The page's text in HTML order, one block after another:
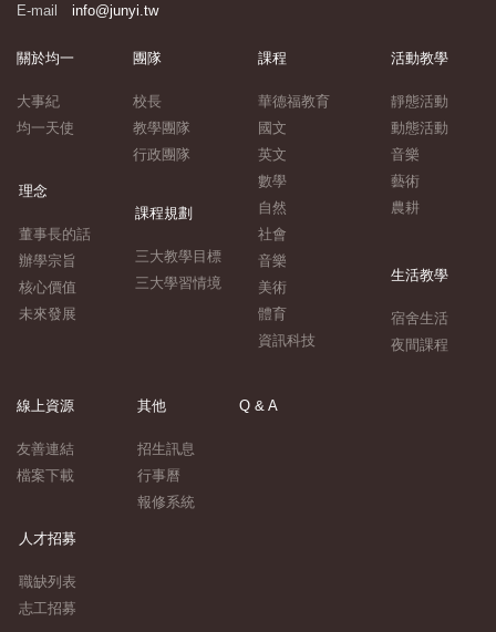
E-mail
info@junyi.tw
關於均一
大事紀
均一天使
理念
董事長的話
辦學宗旨
核心價值
未來發展
團隊
校長
教學團隊
行政團隊
課程規劃
三大教學目標
三大學習情境
課程
華德福教育
國文
英文
數學
自然
社會
音樂
美術
體育
資訊科技
活動教學
靜態活動
動態活動
音樂
藝術
農耕
生活教學
宿舍生活
夜間課程
線上資源
友善連結
檔案下載
人才招募
職缺列表
志工招募
其他
招生訊息
行事曆
報修系統
Q & A